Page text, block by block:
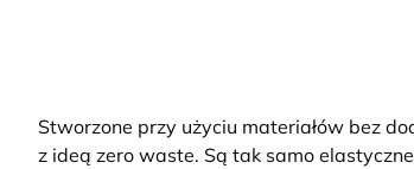
Stworzone przy użyciu materiałów bez
z ideą zero waste. Są tak samo